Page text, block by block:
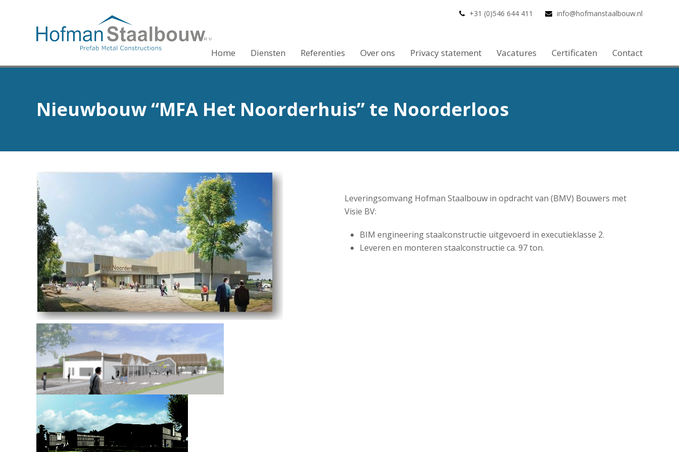
+31 (0)546 644 411 info@hofmanstaalbouw.nl
Home Diensten Referenties Over ons Privacy statement Vacatures Certificaten Contact
Nieuwbouw “MFA Het Noorderhuis” te Noorderloos
Leveringsomvang Hofman Staalbouw in opdracht van (BMV) Bouwers met
Visie BV:
BIM engineering staalconstructie uitgevoerd in executieklasse 2.
Leveren en monteren staalconstructie ca. 97 ton.